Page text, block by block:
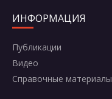
ИНФОРМАЦИЯ
Публикации
Видео
Справочные материалы